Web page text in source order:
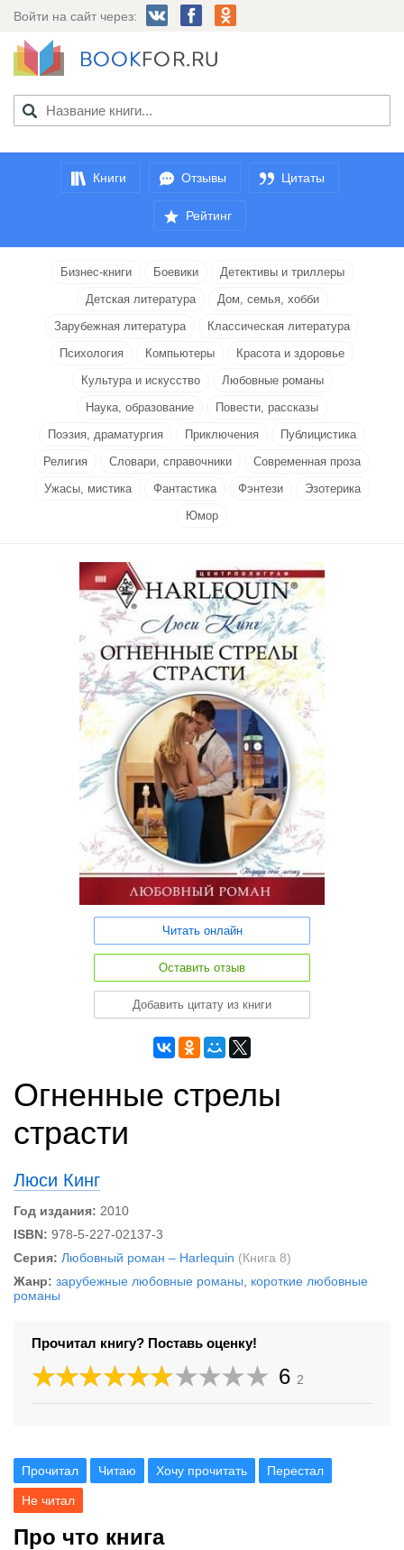
Войти на сайт через:
Книги Отзывы Цитаты
Рейтинг
Бизнес-книги Боевики
Детективы и триллеры
Детская литература
Дом, семья, хобби
Зарубежная литература
Классическая литература
Психология
Компьютеры
Красота и здоровье
Культура и искусство
Любовные романы
Наука, образование
Повести, рассказы
Поэзия, драматургия
Приключения
Публицистика
Религия
Словари, справочники
Современная проза
Ужасы, мистика
Фантастика Фэнтези
Эзотерика
Юмор
Читать онлайн
Оставить отзыв
Добавить цитату из книги
Огненные стрелы
страсти
Люси Кинг
Год издания: 2010
ISBN: 978-5-227-02137-3
Серия: Любовный роман – Harlequin (Книга 8)
Жанр: зарубежные любовные романы
короткие любовные
романы
Прочитал книгу? Поставь оценку!
6 2
Прочитал Читаю Хочу прочитать Перестал
Не читал
Про что книга